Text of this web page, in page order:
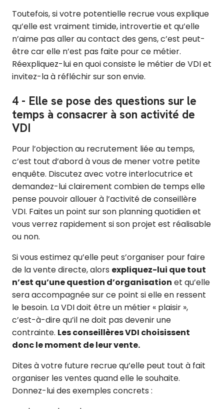
Toutefois, si votre potentielle recrue vous explique
qu’elle est vraiment timide, introvertie et qu’elle
n’aime pas aller au contact des gens, c’est peut-
être car elle n’est pas faite pour ce métier.
Réexpliquez-lui en quoi consiste le métier de VDI et
invitez-la à réfléchir sur son envie.
4 - Elle se pose des questions sur le
temps à consacrer à son activité de
VDI
Pour l’objection au recrutement liée au temps,
c’est tout d’abord à vous de mener votre petite
enquête. Discutez avec votre interlocutrice et
demandez-lui clairement combien de temps elle
pense pouvoir allouer à l’activité de conseillère
VDI. Faites un point sur son planning quotidien et
vous verrez rapidement si son projet est réalisable
ou non.
Si vous estimez qu’elle peut s’organiser pour faire
de la vente directe, alors expliquez-lui que tout
n’est qu’une question d’organisation et qu’elle
sera accompagnée sur ce point si elle en ressent
le besoin. La VDI doit être un métier « plaisir »,
c’est-à-dire qu’il ne doit pas devenir une
contrainte. Les conseillères VDI choisissent
donc le moment de leur vente.
Dites à votre future recrue qu’elle peut tout à fait
organiser les ventes quand elle le souhaite.
Donnez-lui des exemples concrets :